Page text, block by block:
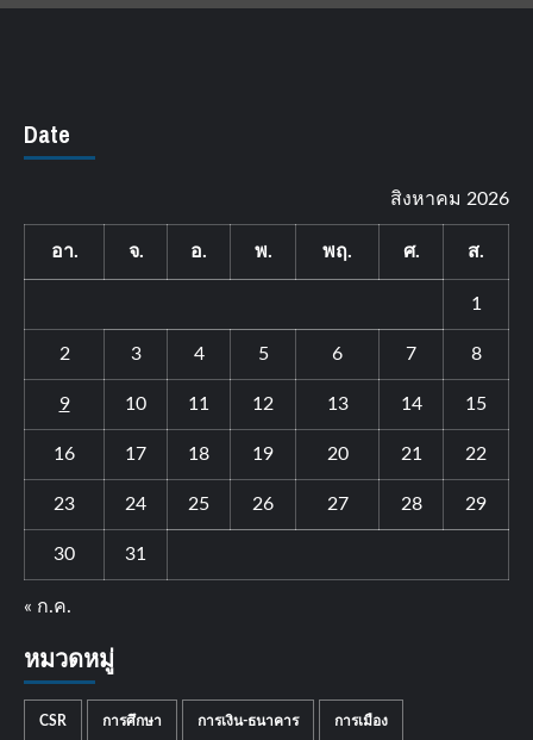
Date
สิงหาคม 2026
อา. จ. อ. พ. พฤ. ศ. ส.
1
2 3 4 5 6 7 8
9 10 11 12 13 14 15
16 17 18 19 20 21 22
23 24 25 26 27 28 29
30 31
« ก.ค.
หมวดหมู่
CSR การศึกษา การเงิน-ธนาคาร การเมือง